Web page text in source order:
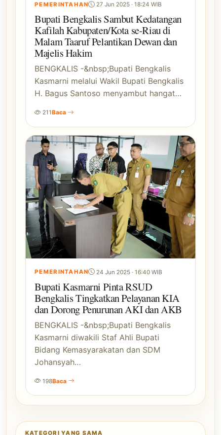
PEMERINTAHAN 27 Jun 2025 · 18:24 WIB
Bupati Bengkalis Sambut Kedatangan
Kafilah Kabupaten/Kota se-Riau di
Malam Taaruf Pelantikan Dewan dan
Majelis Hakim
BENGKALIS -&nbsp;Bupati Bengkalis
Kasmarni melalui Wakil Bupati Bengkalis
H. Bagus Santoso menyambut hangat…
211Baca
PEMERINTAHAN 24 Jun 2025 · 16:40 WIB
Bupati Kasmarni Pinta RSUD
Bengkalis Tingkatkan Pelayanan KIA
dan Dorong Penurunan AKI dan AKB
BENGKALIS -&nbsp;Bupati Bengkalis
Kasmarni diwakili Staf Ahli Bupati
Bidang Kemasyarakatan dan SDM
Johansyah…
198Baca
KATEGORI YANG SAMA